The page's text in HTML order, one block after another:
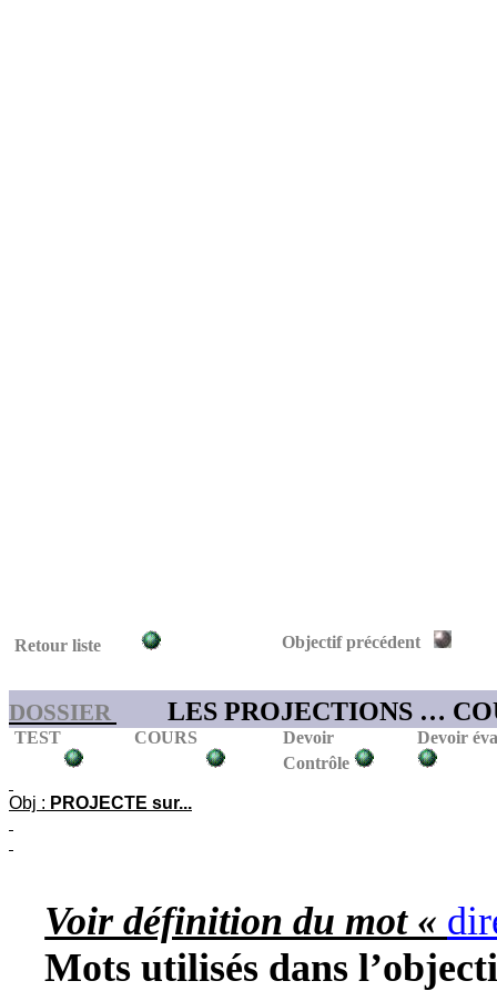
Retour liste Objectif précédent
DOSSIER LES PROJECTIONS …
TEST COURS
Devoir
Contrôle
Devoir
Obj : PROJECTE sur...
Voir définition du mot «
Mots utilisés dans